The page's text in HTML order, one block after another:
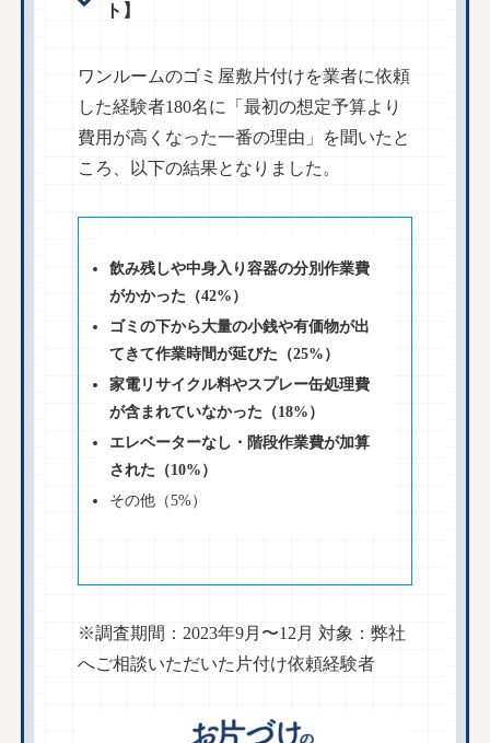
ト】
ワンルームのゴミ屋敷片付けを業者に依頼
した経験者180名に「最初の想定予算より
費用が高くなった一番の理由」を聞いたと
ころ、以下の結果となりました。
飲み残しや中身入り容器の分別作業費
がかかった（42%）
ゴミの下から大量の小銭や有価物が出
てきて作業時間が延びた（25%）
家電リサイクル料やスプレー缶処理費
が含まれていなかった（18%）
エレベーターなし・階段作業費が加算
された（10%）
その他（5%）
※調査期間：2023年9月〜12月 対象：弊社
へご相談いただいた片付け依頼経験者